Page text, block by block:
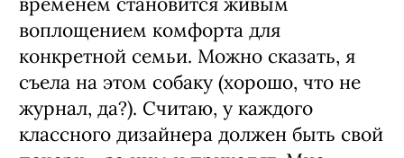
воплощением комфорта для
конкретной семьи. Можно сказать, я
съела на этом собаку (хорошо, что не
журнал, да?). Считаю, у каждого
классного дизайнера должен быть свой